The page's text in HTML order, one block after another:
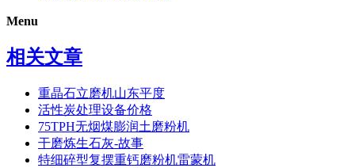
Menu
相关文章
重晶石立磨机山东平度
活性炭处理设备价格
75TPH无烟煤膨润土磨粉机
干磨炼生石灰-故事
特细碎型复摆重钙磨粉机雷蒙机